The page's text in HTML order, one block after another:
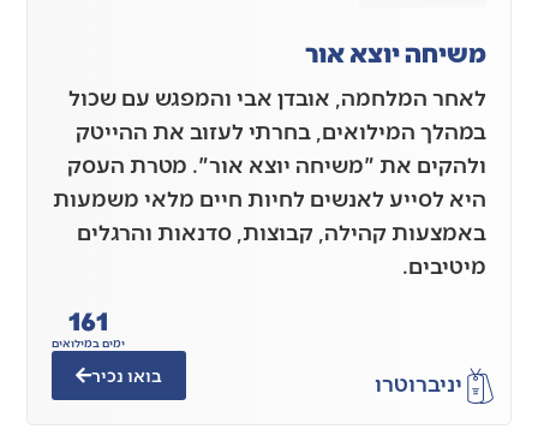
משיחה יוצא אור
לאחר המלחמה, אובדן אבי והמפגש עם שכול
במהלך המילואים, בחרתי לעזוב את ההייטק
ולהקים את "משיחה יוצא אור". מטרת העסק
היא לסייע לאנשים לחיות חיים מלאי משמעות
באמצעות קהילה, קבוצות, סדנאות והרגלים
מיטיבים.
יניברוטרו
ימים במילואים
161
בואו נכיר